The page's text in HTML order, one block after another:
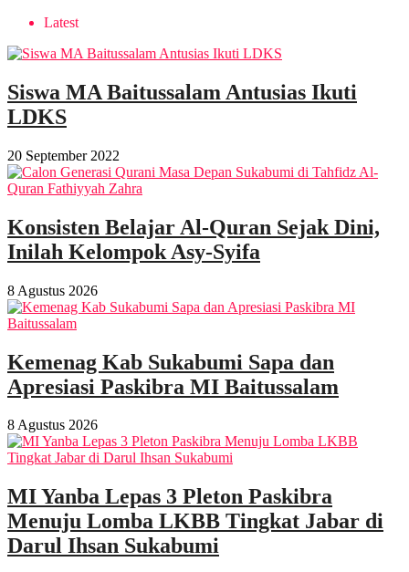
Latest
Siswa MA Baitussalam Antusias Ikuti
LDKS
20 September 2022
Konsisten Belajar Al-Quran Sejak Dini,
Inilah Kelompok Asy-Syifa
8 Agustus 2026
Kemenag Kab Sukabumi Sapa dan
Apresiasi Paskibra MI Baitussalam
8 Agustus 2026
MI Yanba Lepas 3 Pleton Paskibra
Menuju Lomba LKBB Tingkat Jabar di
Darul Ihsan Sukabumi